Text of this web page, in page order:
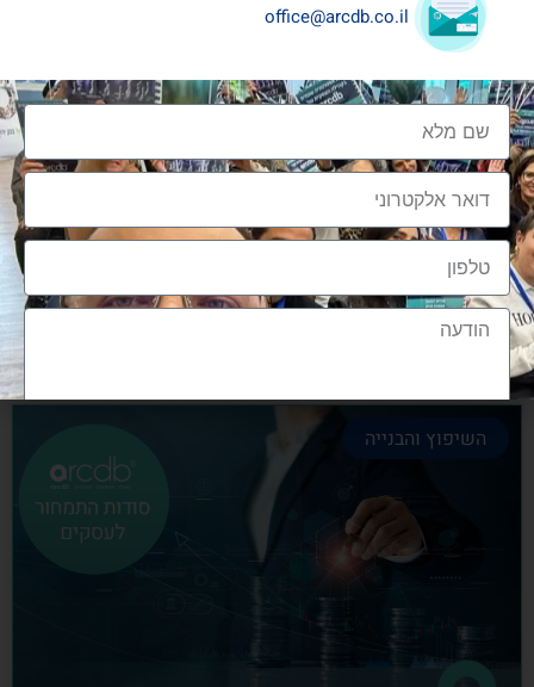
שיתופי פעולה בענף העיצוב והבניה
שיתופי פעולה בענף העיצוב והבניה הם מתכון הכרחי
להצלחה, לנו בארכדיבי יש את הניסיון והיכולת
אלעד גרגיר - מייסד ומנכ"ל arcdb
השיפוץ והבנייה
office@arcdb.co.il
הצטרפות לקהילה